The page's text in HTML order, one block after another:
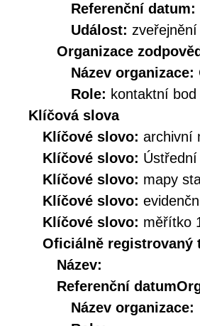
Referenční datum:
Událost: zveřejnění
Organizace
Název organizace:
Role: kontaktní bod
Klíčová slova
Klíčové slovo: archivní
Klíčové slovo:
Klíčové slovo: mapy
Klíčové slovo:
Klíčové slovo: měřítko
Oficiálně registrovaný
Název:
Referenční datum
Název organizace: